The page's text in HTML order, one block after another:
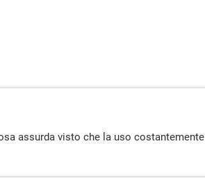
assurda visto che la uso costantemente